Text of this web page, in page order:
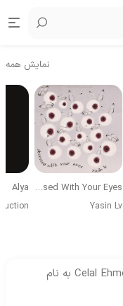
نمایش همه
Obsessed With Your Eyes
Yasin Lv
Alya
دانلود آهنگ بی کلام Celal Ehmedov به نام